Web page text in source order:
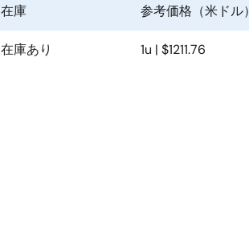
在庫 参考価格（米ドル）
在庫あり 1u | $1211.76